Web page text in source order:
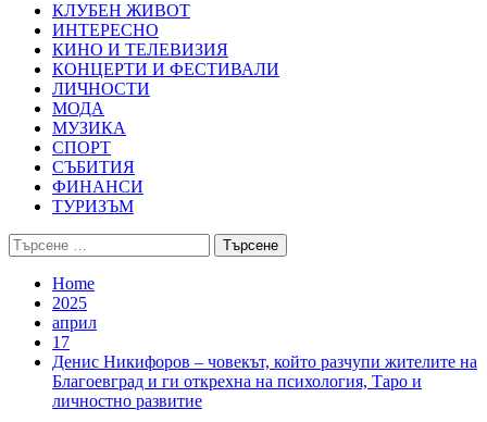
КЛУБЕН ЖИВОТ
ИНТЕРЕСНО
КИНО И ТЕЛЕВИЗИЯ
КОНЦЕРТИ И ФЕСТИВАЛИ
ЛИЧНОСТИ
МОДА
МУЗИКА
СПОРТ
СЪБИТИЯ
ФИНАНСИ
ТУРИЗЪМ
Търсене
за:
Home
2025
април
17
Денис Никифоров – човекът, който разчупи жителите на
Благоевград и ги открехна на психология, Таро и
личностно развитие